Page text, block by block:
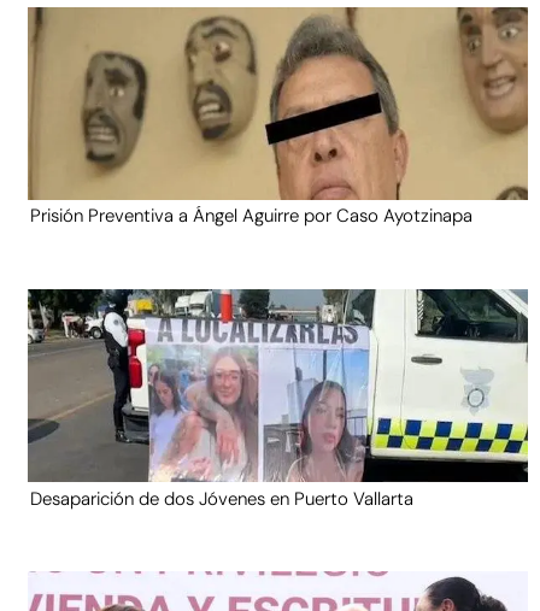
Prisión Preventiva a Ángel Aguirre por Caso Ayotzinapa
Desaparición de dos Jóvenes en Puerto Vallarta